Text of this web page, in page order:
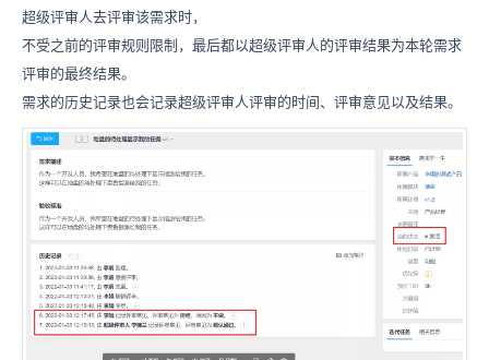
超级评审人去评审该需求时，
不受之前的评审规则限制，最后都以超级评审人的评审结果为本轮需求
评审的最终结果。
需求的历史记录也会记录超级评审人评审的时间、评审意见以及结果。